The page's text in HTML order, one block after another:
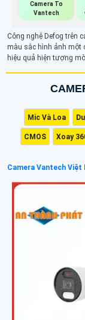
Camera To
Vantech
Công nghệ Defog trên
màu sắc hình ảnh một
hiệu quả hiện tượng
hình ảnh trong môi
giúp camera duy trì
trời và trong điều kiện
Mic Và Loa
CMOS Xoay
Camera Vantech Việt